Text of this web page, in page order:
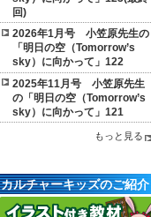
回)
2026年1月号 小笠原先生の
「明日の空（Tomorrow’s
sky）に向かって」122
2025年11月号 小笠原先生
の「明日の空（Tomorrow’s
sky）に向かって」121
もっと見る
カルチャーキッズのご紹介